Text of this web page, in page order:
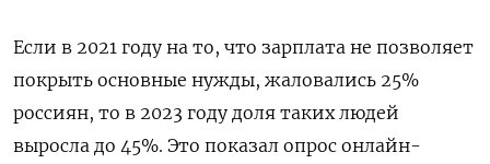
Если в 2021 году на то, что зарплата не позволяет
покрыть основные нужды, жаловались 25%
россиян, то в 2023 году доля таких людей
выросла до 45%. Это показал опрос онлайн-